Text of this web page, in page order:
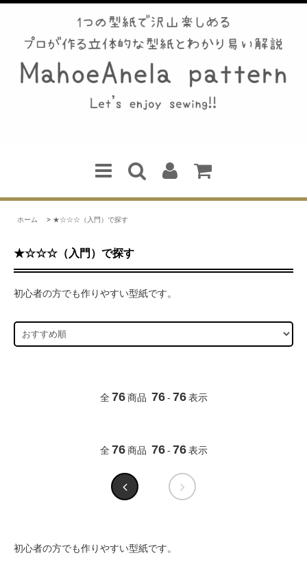
ホーム > ★☆☆☆（入門）で探す
★☆☆☆（入門）で探す
初心者の方でも作りやすい型紙です。
全 76 商品 76 - 76 表示
全 76 商品 76 - 76 表示
初心者の方でも作りやすい型紙です。